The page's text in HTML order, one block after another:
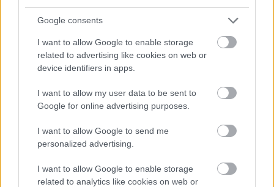
Google consents
I want to allow Google to enable storage
related to advertising like cookies on web or
device identifiers in apps.
I want to allow my user data to be sent to
Google for online advertising purposes.
I want to allow Google to send me
personalized advertising.
I want to allow Google to enable storage
related to analytics like cookies on web or